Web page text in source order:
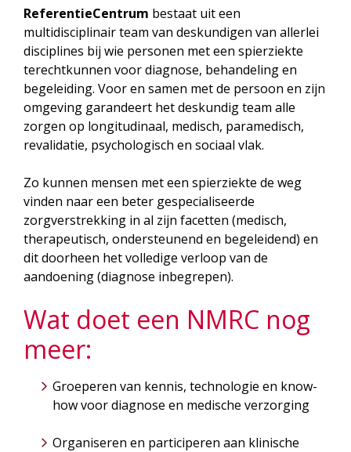
ReferentieCentrum bestaat uit een
multidisciplinair team van deskundigen van allerlei
disciplines bij wie personen met een spierziekte
terechtkunnen voor diagnose, behandeling en
begeleiding. Voor en samen met de persoon en zijn
omgeving garandeert het deskundig team alle
zorgen op longitudinaal, medisch, paramedisch,
revalidatie, psychologisch en sociaal vlak.
Zo kunnen mensen met een spierziekte de weg
vinden naar een beter gespecialiseerde
zorgverstrekking in al zijn facetten (medisch,
therapeutisch, ondersteunend en begeleidend) en
dit doorheen het volledige verloop van de
aandoening (diagnose inbegrepen).
Wat doet een NMRC nog
meer:
Groeperen van kennis, technologie en know-
how voor diagnose en medische verzorging
Organiseren en participeren aan klinische